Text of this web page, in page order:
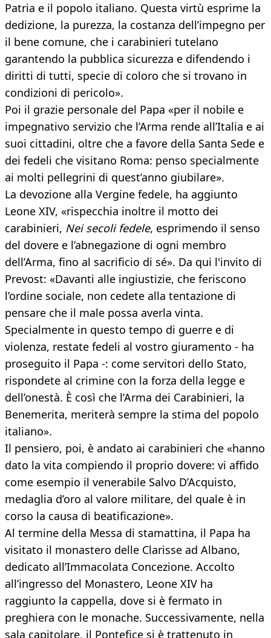
Patria e il popolo italiano. Questa virtù esprime la
dedizione, la purezza, la costanza dell’impegno per
il bene comune, che i carabinieri tutelano
garantendo la pubblica sicurezza e difendendo i
diritti di tutti, specie di coloro che si trovano in
condizioni di pericolo».
Poi il grazie personale del Papa «per il nobile e
impegnativo servizio che l’Arma rende all’Italia e ai
suoi cittadini, oltre che a favore della Santa Sede e
dei fedeli che visitano Roma: penso specialmente
ai molti pellegrini di quest’anno giubilare».
La devozione alla Vergine fedele, ha aggiunto
Leone XIV, «rispecchia inoltre il motto dei
carabinieri, Nei secoli fedele, esprimendo il senso
del dovere e l’abnegazione di ogni membro
dell’Arma, fino al sacrificio di sé». Da qui l'invito di
Prevost: «Davanti alle ingiustizie, che feriscono
l’ordine sociale, non cedete alla tentazione di
pensare che il male possa averla vinta.
Specialmente in questo tempo di guerre e di
violenza, restate fedeli al vostro giuramento - ha
proseguito il Papa -: come servitori dello Stato,
rispondete al crimine con la forza della legge e
dell’onestà. È così che l’Arma dei Carabinieri, la
Benemerita, meriterà sempre la stima del popolo
italiano».
Il pensiero, poi, è andato ai carabinieri che «hanno
dato la vita compiendo il proprio dovere: vi affido
come esempio il venerabile Salvo D’Acquisto,
medaglia d’oro al valore militare, del quale è in
corso la causa di beatificazione».
Al termine della Messa di stamattina, il Papa ha
visitato il monastero delle Clarisse ad Albano,
dedicato all’Immacolata Concezione. Accolto
all’ingresso del Monastero, Leone XIV ha
raggiunto la cappella, dove si è fermato in
preghiera con le monache. Successivamente, nella
sala capitolare, il Pontefice si è trattenuto in